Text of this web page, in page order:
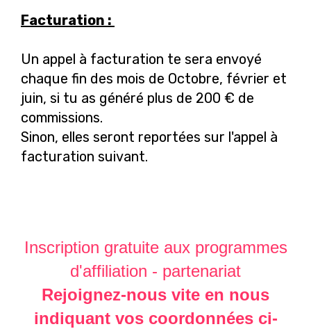
Facturation :
Un appel à facturation te sera envoyé
chaque fin des mois de Octobre, février et
juin, si tu as généré plus de 200 € de
commissions.
Sinon, elles seront reportées sur l'appel à
facturation suivant.
Inscription gratuite aux programmes
d'affiliation - partenariat
Rejoignez-nous vite en nous
indiquant vos coordonnées ci-